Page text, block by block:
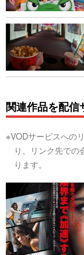
関連作品を配信
※VODサービスへの
り、リンク先での
ります。